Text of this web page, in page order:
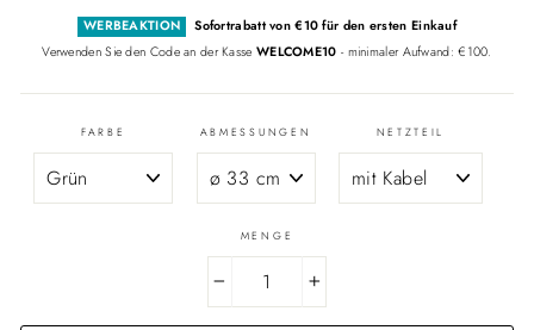
WERBEAKTION
Sofortrabatt von €10 für den ersten Einkauf
Verwenden Sie den Code an der Kasse WELCOME10 - minimaler Aufwand: €100.
FARBE ABMESSUNGEN NETZTEIL
MENGE